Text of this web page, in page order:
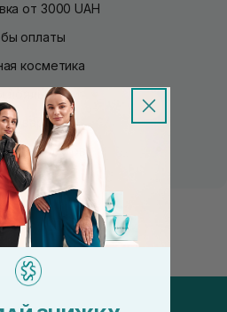
от 3000 UAH
оплаты
косметика
лояльности
товары